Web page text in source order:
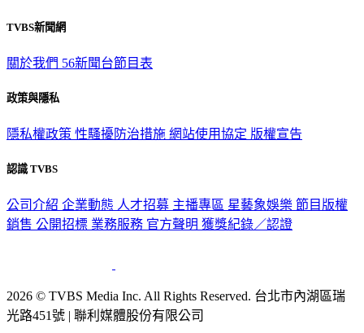
TVBS新聞網
關於我們 56新聞台節目表
政策與隱私
隱私權政策 性騷擾防治措施 網站使用協定 版權宣告
認識 TVBS
公司介紹 企業動態 人才招募 主播專區 星藝象娛樂 節目版權
銷售 公開招標 業務服務 官方聲明 獲獎紀錄／認證
2026 © TVBS Media Inc. All Rights Reserved. 台北市內湖區瑞
光路451號 | 聯利媒體股份有限公司